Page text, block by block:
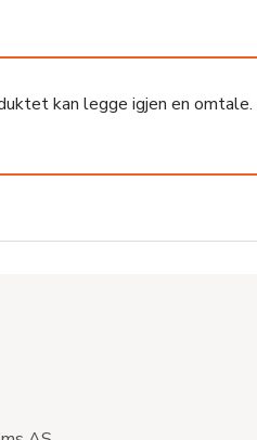
kan legge igjen en omtale.